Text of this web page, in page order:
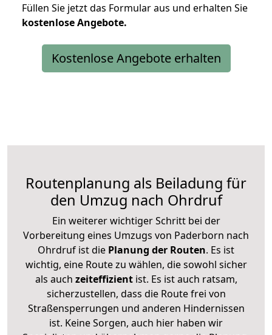
Füllen Sie jetzt das Formular aus und erhalten Sie
kostenloseAngebote.
Kostenlose Angebote erhalten
Routenplanung als Beiladung für
den Umzug nach Ohrdruf
Ein weiterer wichtiger Schritt bei der
Vorbereitung eines Umzugs von Paderborn nach
Ohrdruf ist die Planung der Routen. Es ist
wichtig, eine Route zu wählen, die sowohl sicher
als auch zeiteffizientist. Es ist auch ratsam,
sicherzustellen, dass die Route frei von
Straßensperrungen und anderen Hindernissen
ist. Keine Sorgen, auch hier haben wir